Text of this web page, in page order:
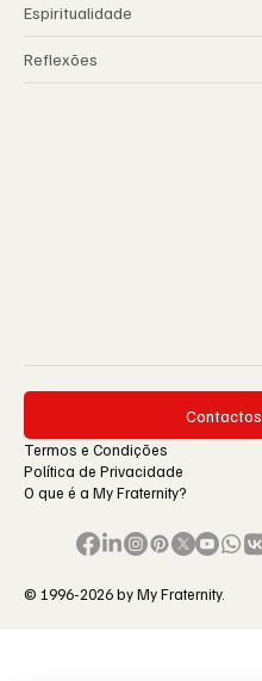
Espiritualidade
Reflexões
Contactos
Termos e Condições
Política de Privacidade
O que é a My Fraternity?
© 1996-2026 by My Fraternity.